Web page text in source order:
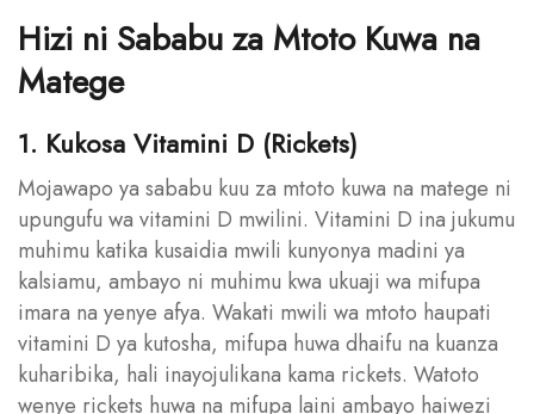
Hizi ni Sababu za Mtoto Kuwa na
Matege
1. Kukosa Vitamini D (Rickets)
Mojawapo ya sababu kuu za mtoto kuwa na matege ni
upungufu wa vitamini D mwilini. Vitamini D ina jukumu
muhimu katika kusaidia mwili kunyonya madini ya
kalsiamu, ambayo ni muhimu kwa ukuaji wa mifupa
imara na yenye afya. Wakati mwili wa mtoto haupati
vitamini D ya kutosha, mifupa huwa dhaifu na kuanza
kuharibika, hali inayojulikana kama rickets. Watoto
wenye rickets huwa na mifupa laini ambayo haiwezi